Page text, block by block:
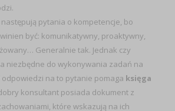
następują pytania o kompetencje, bo
być: komunikatywny, proaktywny,
Generalnie tak. Jednak czy
niezbędne do wykonywania zadań na
na to pytanie pomaga księga
konsultant posiada dokument z
które wskazują na ich